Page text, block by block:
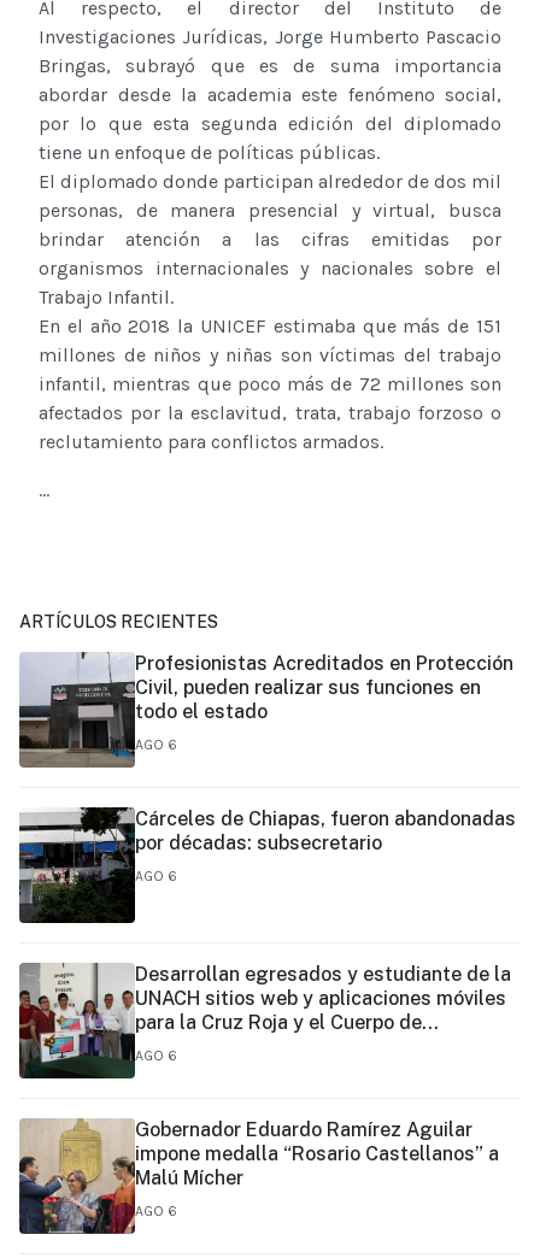
Al respecto, el director del Instituto de
Investigaciones Jurídicas, Jorge Humberto Pascacio
Bringas, subrayó que es de suma importancia
abordar desde la academia este fenómeno social,
por lo que esta segunda edición del diplomado
tiene un enfoque de políticas públicas.
El diplomado donde participan alrededor de dos mil
personas, de manera presencial y virtual, busca
brindar atención a las cifras emitidas por
organismos internacionales y nacionales sobre el
Trabajo Infantil.
En el año 2018 la UNICEF estimaba que más de 151
millones de niños y niñas son víctimas del trabajo
infantil, mientras que poco más de 72 millones son
afectados por la esclavitud, trata, trabajo forzoso o
reclutamiento para conflictos armados.
...
ARTÍCULOS RECIENTES
Profesionistas Acreditados en Protección
Civil, pueden realizar sus funciones en
todo el estado
AGO 6
Cárceles de Chiapas, fueron abandonadas
por décadas: subsecretario
AGO 6
Desarrollan egresados y estudiante de la
UNACH sitios web y aplicaciones móviles
para la Cruz Roja y el Cuerpo de
Bomberos de Tapachula
AGO 6
Gobernador Eduardo Ramírez Aguilar
impone medalla “Rosario Castellanos” a
Malú Mícher
AGO 6